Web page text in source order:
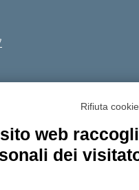
Trasparente
accessibilitàObiettivi di
Rifiuta
web
dei